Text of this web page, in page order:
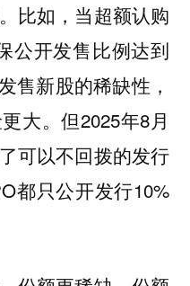
比如，当超额认购
公开发售比例达到
售新股的稀缺性，
大。但2025年8月
可以不回拨的发行
都只公开发行10%